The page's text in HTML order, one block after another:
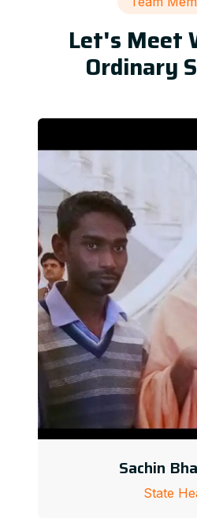
Let's Meet
Ordinary
Sachin
State